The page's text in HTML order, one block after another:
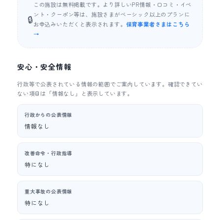
🔒
この施設は無料掲載です。より詳しいPR情報・口コミ・イベ
ント・クーポン等は、施設さまがベーシック以上のプランに
お申込みいただくと表示されます。 保育事業者さまはこちら
→
安心・安全情報
行政等で公表されている情報の範囲でご案内しています。確認できてい
ない項目は「情報なし」と表示しています。
行政からの公表情報
情報なし
改善命令・行政指導
特になし
重大事故の公表情報
特になし